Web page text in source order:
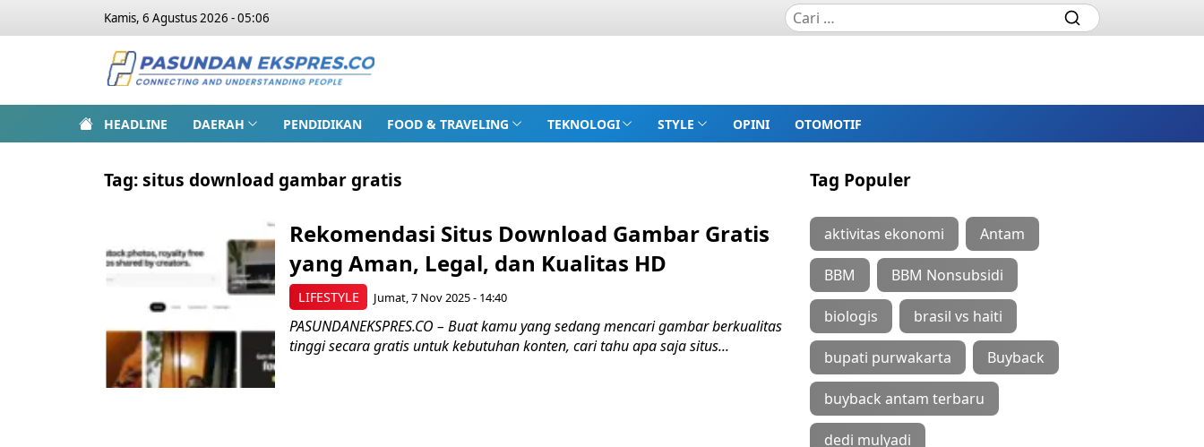
Kamis, 6 Agustus 2026 - 05:06
HEADLINE DAERAH PENDIDIKAN FOOD & TRAVELING TEKNOLOGI STYLE OPINI OTOMOTIF
Tag:situs download gambar gratis
LIFESTYLE
Rekomendasi Situs Download Gambar Gratis
yang Aman, Legal, dan Kualitas HD
Jumat, 7 Nov 2025 - 14:40
PASUNDANEKSPRES.CO – Buat kamu yang sedang mencari gambar berkualitas
tinggi secara gratis untuk kebutuhan konten, cari tahu apa saja situs...
Tag Populer
aktivitas ekonomi Antam
BBM BBM Nonsubsidi
biologis brasil vs haiti
bupati purwakarta Buyback
buyback antam terbaru
dedi mulyadi